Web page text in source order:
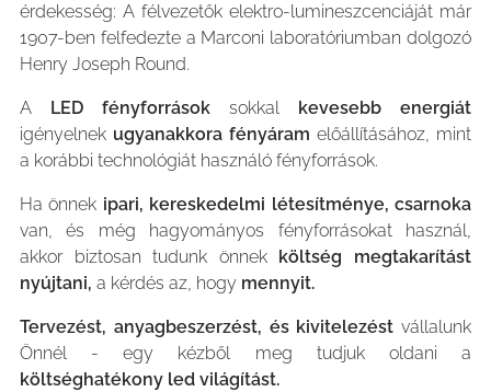
érdekesség: A félvezetők elektro-lumineszcenciáját már
1907-ben felfedezte a Marconi laboratóriumban dolgozó
Henry Joseph Round.
A LED fényforrások sokkal kevesebb energiát
igényelnek ugyanakkora fényáram előállításához, mint
a korábbi technológiát használó fényforrások.
Ha önnek ipari, kereskedelmi létesítménye, csarnoka
van, és még hagyományos fényforrásokat használ,
akkor biztosan tudunk önnek költség megtakarítást
nyújtani, a kérdés az, hogy mennyit.
Tervezést, anyagbeszerzést, és kivitelezést vállalunk
Önnél - egy kézből meg tudjuk oldani a
költséghatékony led világítást.